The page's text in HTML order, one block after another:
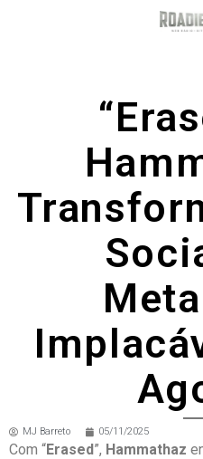
MJ Barreto 05/11/2025
Com “Erased”, Hammathaz